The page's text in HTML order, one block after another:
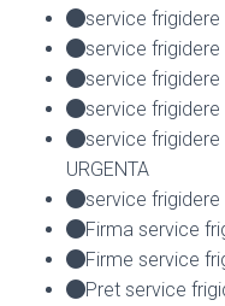
service frigidere
service frigidere
service frigidere
service frigidere
service frigidere
URGENTA
service frigidere
Firma service
Firme service
Pret service